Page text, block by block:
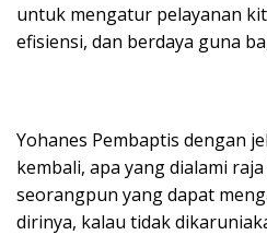
untuk mengatur pelayanan
efisiensi, dan berdaya guna
Yohanes Pembaptis dengan
kembali, apa yang dialami
seorangpun yang dapat
dirinya, kalau tidak